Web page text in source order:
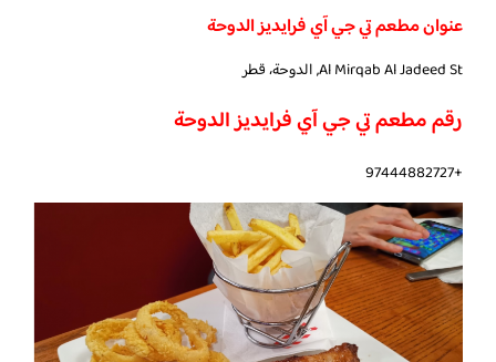
عنوان مطعم تي جي آي فرايديز الدوحة
Al Mirqab Al Jadeed St, الدوحة، قطر
رقم مطعم تي جي آي فرايديز الدوحة
+97444882727